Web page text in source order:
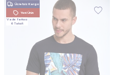
Ücretsiz Kargo
Yeni Ürün
Vade farksız
6 Taksit